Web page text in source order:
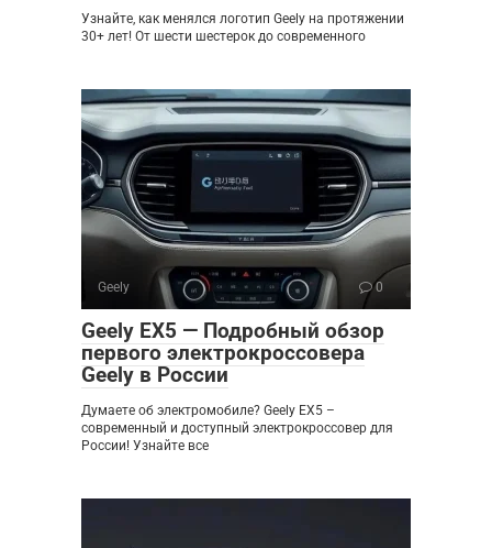
Узнайте, как менялся логотип Geely на протяжении
30+ лет! От шести шестерок до современного
Geely 0
Geely EX5 — Подробный обзор
первого электрокроссовера
Geely в России
Думаете об электромобиле? Geely EX5 –
современный и доступный электрокроссовер для
России! Узнайте все